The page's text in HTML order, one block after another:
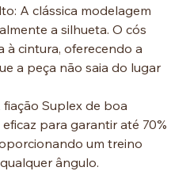
A clássica modelagem
a silhueta. O cós
à cintura, oferecendo a
a peça não saia do lugar
fiação Suplex de boa
para garantir até 70%
um treino
ângulo.